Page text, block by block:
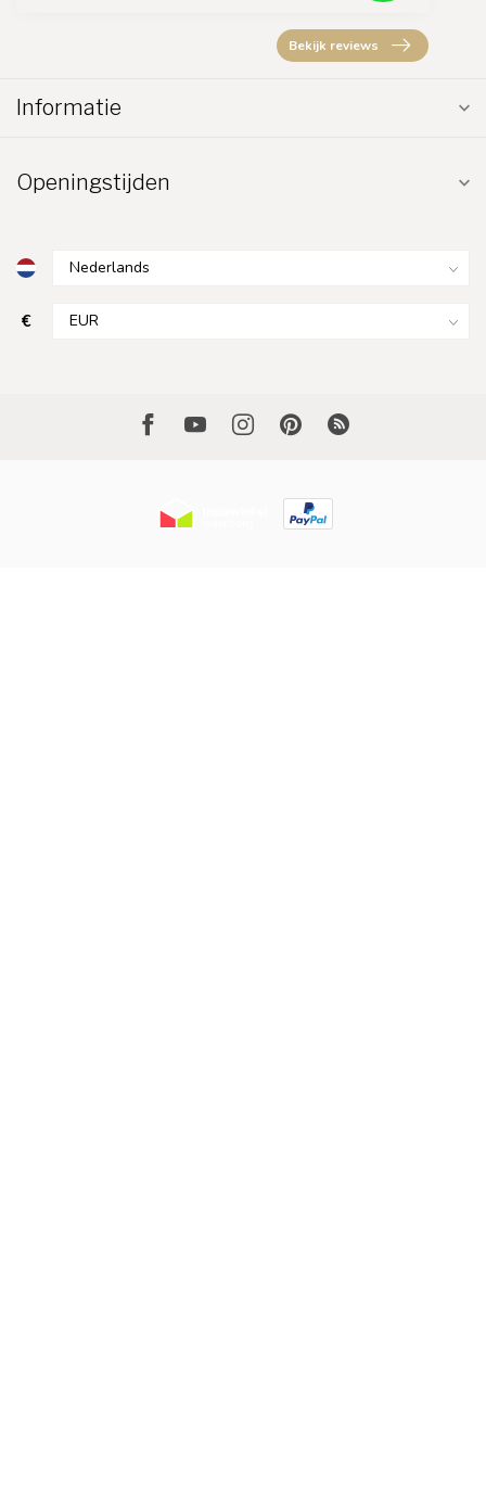
Bekijk reviews
Informatie
Openingstijden
€